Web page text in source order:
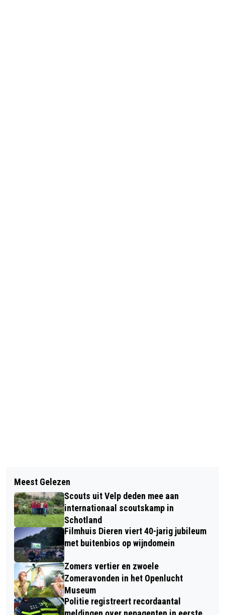
BEKENDMAKINGEN GEMEENTE
RHEDEN
ACTIEDAG SAM’S KLEDINGACTIE IN
DIEREN EN DUIVEN
Meest Gelezen
Scouts uit Velp deden mee aan
internationaal scoutskamp in
Schotland
Filmhuis Dieren viert 40-jarig jubileum
met buitenbios op wijndomein
Zomers vertier en zwoele
Zomeravonden in het Openlucht
Museum
Politie registreert recordaantal